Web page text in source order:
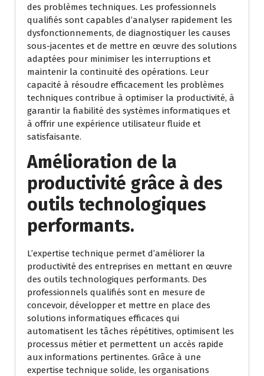
des problèmes techniques. Les professionnels
qualifiés sont capables d’analyser rapidement les
dysfonctionnements, de diagnostiquer les causes
sous-jacentes et de mettre en œuvre des solutions
adaptées pour minimiser les interruptions et
maintenir la continuité des opérations. Leur
capacité à résoudre efficacement les problèmes
techniques contribue à optimiser la productivité, à
garantir la fiabilité des systèmes informatiques et
à offrir une expérience utilisateur fluide et
satisfaisante.
Amélioration de la
productivité grâce à des
outils technologiques
performants.
L’expertise technique permet d’améliorer la
productivité des entreprises en mettant en œuvre
des outils technologiques performants. Des
professionnels qualifiés sont en mesure de
concevoir, développer et mettre en place des
solutions informatiques efficaces qui
automatisent les tâches répétitives, optimisent les
processus métier et permettent un accès rapide
aux informations pertinentes. Grâce à une
expertise technique solide, les organisations